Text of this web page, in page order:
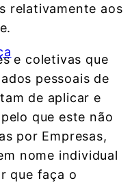
relativamente aos
e coletivas que
pessoais de
de aplicar e
que este não
por Empresas,
nome individual
que faça o